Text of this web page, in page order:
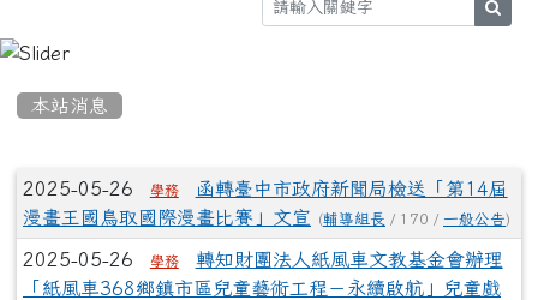
本站消息
文章列表
2025-05-26 學務
函轉臺中市政府新聞局檢送「第14屆
漫畫王國鳥取國際漫畫比賽」文宣
(輔導組長 / 170 / 一般公告)
2025-05-26 學務
轉知財團法人紙風車文教基金會辦理
「紙風車368鄉鎮市區兒童藝術工程－永續啟航」兒童戲